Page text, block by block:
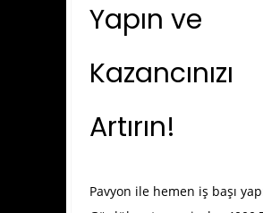
Yapın ve
Kazancınızı
Artırın!
Pavyon ile hemen iş başı